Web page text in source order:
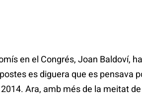
en el Congrés, Joan Baldoví,
es diguera que es pensava
Ara, amb més de la meitat